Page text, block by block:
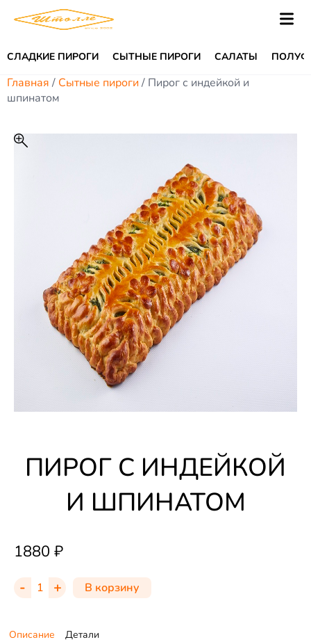
СЛАДКИЕ ПИРОГИ СЫТНЫЕ ПИРОГИ САЛАТЫ
Главная / Сытные пироги / Пирог с индейкой и
шпинатом
ПИРОГ С ИНДЕЙКОЙ
И ШПИНАТОМ
1880 ₽
- + В корзину
Описание Детали